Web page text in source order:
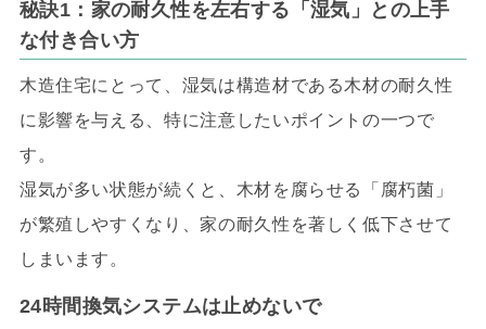
秘訣1：家の耐久性を左右する「湿気」との上手
な付き合い方
木造住宅にとって、湿気は構造材である木材の耐久性
に影響を与える、特に注意したいポイントの一つで
す。
湿気が多い状態が続くと、木材を腐らせる「腐朽菌」
が繁殖しやすくなり、家の耐久性を著しく低下させて
しまいます。
24時間換気システムは止めないで